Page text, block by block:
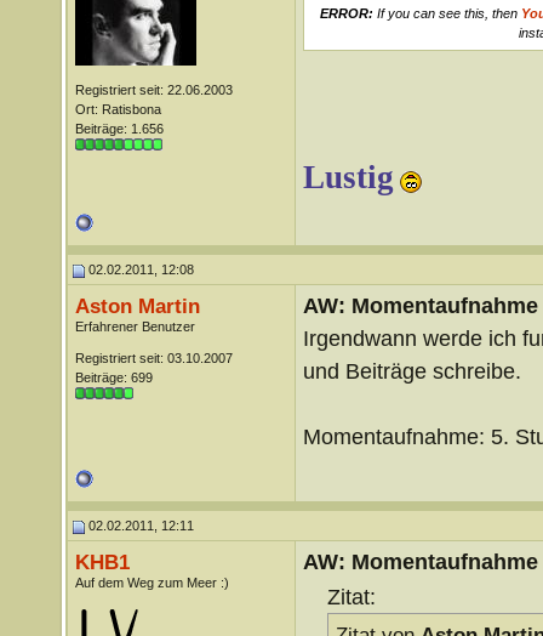
Registriert seit: 22.06.2003
Ort: Ratisbona
Beiträge: 1.656
ERROR: If you can see this, then
Lustig
02.02.2011, 12:08
Aston Martin
Erfahrener Benutzer
Registriert seit: 03.10.2007
Beiträge: 699
AW: Momentaufnahme
Irgendwann werde ich
und Beiträge schreibe.
Momentaufnahme: 5.
02.02.2011, 12:11
KHB1
Auf dem Weg zum Meer :)
AW: Momentaufnahme
Zitat: